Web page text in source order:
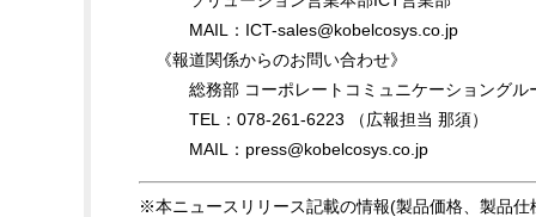
MAIL：ICT-sales@kobelcosys.co.jp
《報道関係からのお問い合わせ》
総務部 コーポレートコミュニケーショングル
TEL：078-261-6223 （広報担当 那須）
MAIL：press@kobelcosys.co.jp
※本ニュースリリース記載の情報(製品価格、製品